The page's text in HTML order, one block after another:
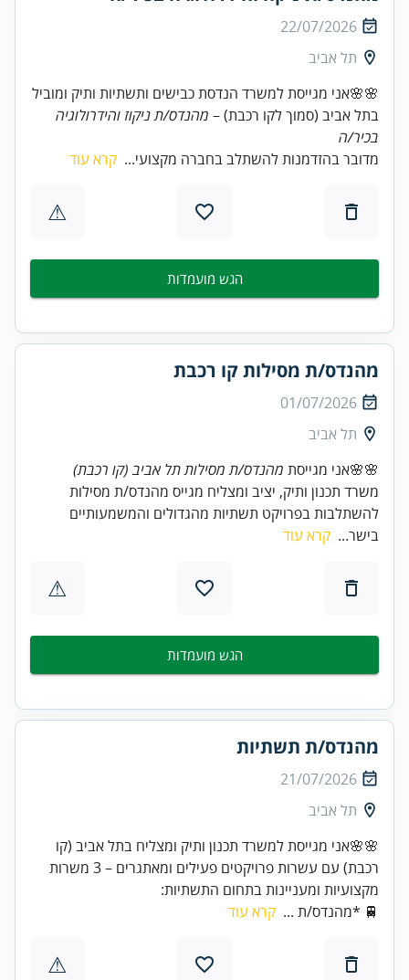
22/07/2026
תל אביב
🌸🌸אני מגייסת למשרד הנדסת כבישים ותשתיות ותיק ומוביל
בתל אביב (סמוך לקו רכבת) – מהנדס/ת ניקוז והידרולוגיה
בכיר/ה
מדובר בהזדמנות להשתלב בחברה מקצועי... קרא עוד
⚠
הגש מועמדות
מהנדס/ת מסילות קו רכבת
01/07/2026
תל אביב
🌸🌸אני מגייסת מהנדס/ת מסילות תל אביב (קו רכבת)
משרד תכנון ותיק, יציב ומצליח מגייס מהנדס/ת מסילות
להשתלבות בפרויקט תשתיות מהגדולים והמשמעותיים
בישר... קרא עוד
⚠
הגש מועמדות
מהנדס/ת תשתיות
21/07/2026
תל אביב
🌸🌸אני מגייסת למשרד תכנון ותיק ומצליח בתל אביב (קו
רכבת) עם עשרות פרויקטים פעילים ומאתגרים – 3 משרות
מקצועיות ומעניינות בתחום התשתיות:
🚆 *מהנדס/ת ... קרא עוד
⚠